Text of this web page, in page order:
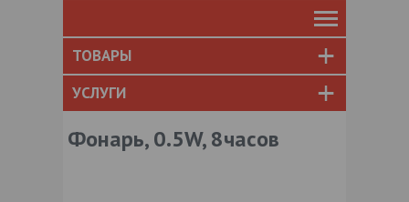
ТОВАРЫ
УСЛУГИ
Фонарь, 0.5W, 8часов